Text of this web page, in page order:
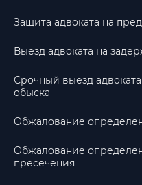
Защита адвоката на
Выезд адвоката на
Срочный выезд
обыска
Обжалование
Обжалование
пресечения